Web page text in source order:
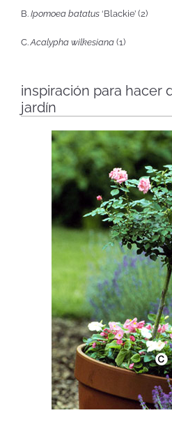
B. Ipomoea batatus ‘Blackie’ (2)
C.Acalypha wilkesiana (1)
inspiración para hacer
jardín